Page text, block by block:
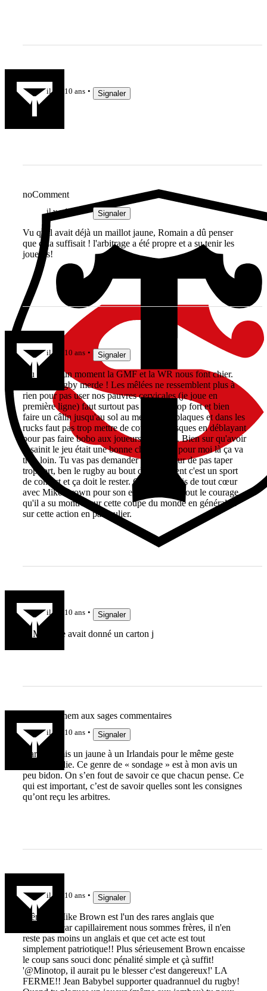
il y a 10 ans Signaler
noComment
il y a 10 ans Signaler
Vu qu'il avait déjà un maillot jaune, Romain a dû penser
que cela suffisait ! l'arbitrage a été propre et a su tenir les
joueurs!
il y a 10 ans Signaler
Au bout d'un moment la GMF et la WR nous font chier.
C'est du rugby merde ! Les mêlées ne ressemblent plus à
rien pour pas user nos pauvres cervicales (je joue en
première ligne) faut surtout pas plaquer trop fort et bien
faire un câlin jusqu'au sol au mec que tu plaques et dans les
rucks faut pas trop mettre de coups de casques en déblayant
pour pas faire bobo aux joueurs d'en face. Bien sur qu'avoir
assainit le jeu était une bonne chose mais pour moi là ça va
trop loin. Tu vas pas demander à un boxeur de pas taper
trop fort, ben le rugby au bout d'un moment c'est un sport
de contact et ça doit le rester. Ceci dit je suis de tout cœur
avec Mike Brown pour son exemplarité et tout le courage
qu'il a su montrer sur cette coupe du monde en général et
sur cette action en particulier.
il y a 10 ans Signaler
Si Mr Poite avait donné un carton j
Grand Sachem aux sages commentaires
il y a 10 ans Signaler
Garcès a mis un jaune à un Irlandais pour le même geste
contre l’Italie. Ce genre de « sondage » est à mon avis un
peu bidon. On s’en fout de savoir ce que chacun pense. Ce
qui est important, c’est de savoir quelles sont les consignes
qu’ont reçu les arbitres.
il y a 10 ans Signaler
Même si Mike Brown est l'un des rares anglais que
j'apprécie car capillairement nous sommes frères, il n'en
reste pas moins un anglais et que cet acte est tout
simplement patriotique!! Plus sérieusement Brown encaisse
le coup sans souci donc pénalité simple et çà suffit!
'@Minotop, il aurait pu le blesser c'est dangereux!' LA
FERME!! Jean Babybel supporter quadrannuel du rugby!